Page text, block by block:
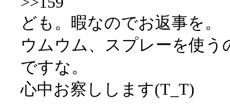
ども。暇なのでお返事を。
ウムウム、スプレーを使
ですな。
心中お察しします(T_T)